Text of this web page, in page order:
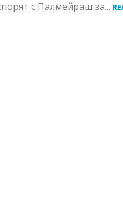
с Палмейраш за...